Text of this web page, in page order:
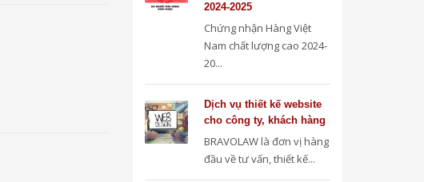
2024-2025
Chứng nhận Hàng Việt
Nam chất lượng cao 2024-
20...
Dịch vụ thiết kế website
cho công ty, khách hàng
BRAVOLAW là đơn vị hàng
đầu về tư vấn, thiết kế...